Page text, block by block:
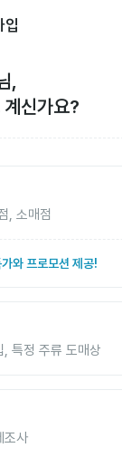
입
,
신가요?
, 소매점
와 프로모션 제공!
, 특정 주류 도매상
조사